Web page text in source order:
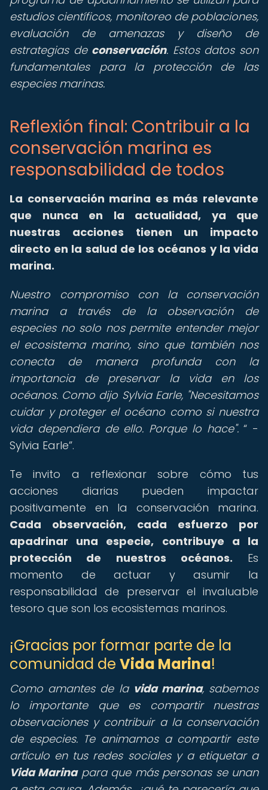
estudios científicos, monitoreo de poblaciones,
evaluación de amenazas y diseño de
estrategias de conservación. Estos datos son
fundamentales para la protección de las
especies marinas.
Reflexión final: Contribuir a la
conservación marina es
responsabilidad de todos
La conservación marina es más relevante
que nunca en la actualidad, ya que
nuestras acciones tienen un impacto
directo en la salud de los océanos y la vida
marina.
Nuestro compromiso con la conservación
marina a través de la observación de
especies no solo nos permite entender mejor
el ecosistema marino, sino que también nos
conecta de manera profunda con la
importancia de preservar la vida en los
océanos. Como dijo Sylvia Earle, "Necesitamos
cuidar y proteger el océano como si nuestra
vida dependiera de ello. Porque lo hace".
-
Sylvia Earle .
Te invito a reflexionar sobre cómo tus
acciones diarias pueden impactar
positivamente en la conservación marina.
Cada observación, cada esfuerzo por
apadrinar una especie, contribuye a la
protección de nuestros océanos. Es
momento de actuar y asumir la
responsabilidad de preservar el invaluable
tesoro que son los ecosistemas marinos.
¡Gracias por formar parte de la
comunidad de Vida Marina!
Como amantes de la vida marina, sabemos
lo importante que es compartir nuestras
observaciones y contribuir a la conservación
de especies. Te animamos a compartir este
artículo en tus redes sociales y a etiquetar a
Vida Marinapara que más personas se unan